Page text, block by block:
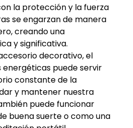
la protección y la fuerza
se engarzan de manera
creando una
y significativa.
decorativo, el
puede servir
constante de la
y mantener nuestra
puede funcionar
buena suerte o como una